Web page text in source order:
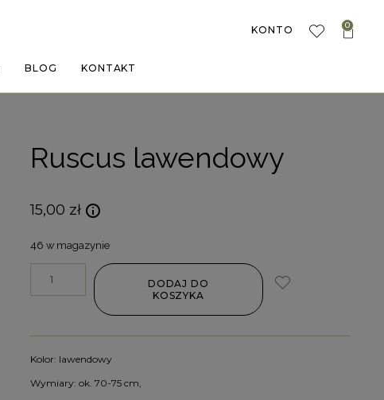
BLOG KONTAKT
KONTO 0
Ruscus lawendowy
15,00 zł
46 w magazynie
DODAJ DO
KOSZYKA
Kolor: lawendowy
Wymiary: ok. 70-75 cm,